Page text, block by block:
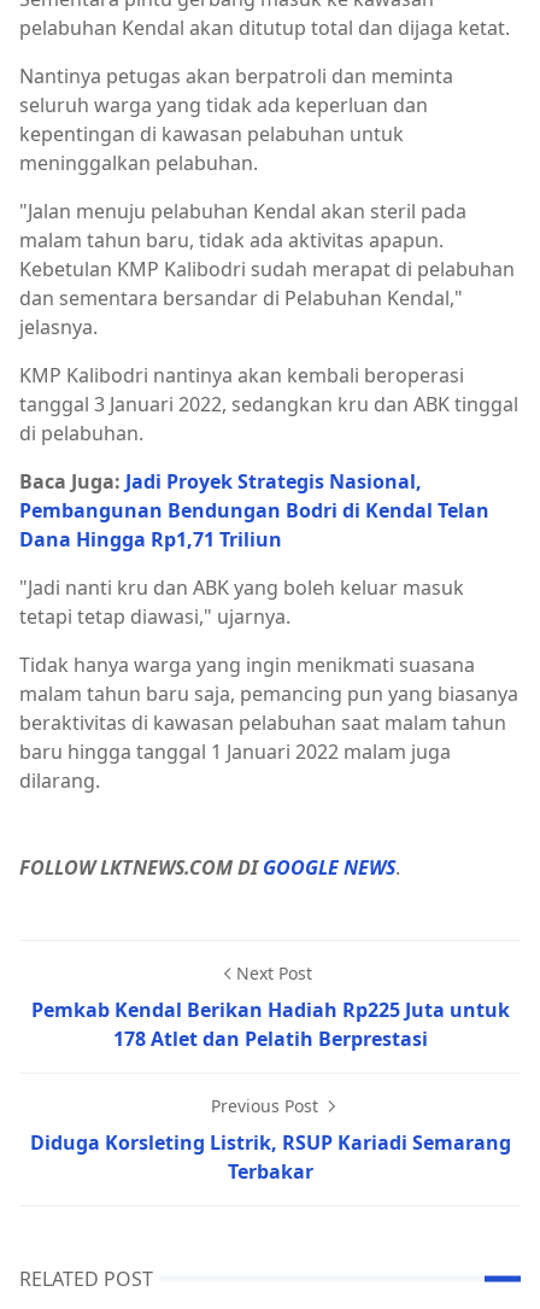
pelabuhan Kendal akan ditutup total dan dijaga ketat.
Nantinya petugas akan berpatroli dan meminta
seluruh warga yang tidak ada keperluan dan
kepentingan di kawasan pelabuhan untuk
meninggalkan pelabuhan.
"Jalan menuju pelabuhan Kendal akan steril pada
malam tahun baru, tidak ada aktivitas apapun.
Kebetulan KMP Kalibodri sudah merapat di pelabuhan
dan sementara bersandar di Pelabuhan Kendal,"
jelasnya.
KMP Kalibodri nantinya akan kembali beroperasi
tanggal 3 Januari 2022, sedangkan kru dan ABK tinggal
di pelabuhan.
Baca Juga: Jadi Proyek Strategis Nasional,
Pembangunan Bendungan Bodri di Kendal Telan
Dana Hingga Rp1,71 Triliun
"Jadi nanti kru dan ABK yang boleh keluar masuk
tetapi tetap diawasi," ujarnya.
Tidak hanya warga yang ingin menikmati suasana
malam tahun baru saja, pemancing pun yang biasanya
beraktivitas di kawasan pelabuhan saat malam tahun
baru hingga tanggal 1 Januari 2022 malam juga
dilarang.
FOLLOW LKTNEWS.COM DIGOOGLE NEWS.
Next Post
Pemkab Kendal Berikan Hadiah Rp225 Juta untuk
178 Atlet dan Pelatih Berprestasi
Previous Post
Diduga Korsleting Listrik, RSUP Kariadi Semarang
Terbakar
RELATED POST